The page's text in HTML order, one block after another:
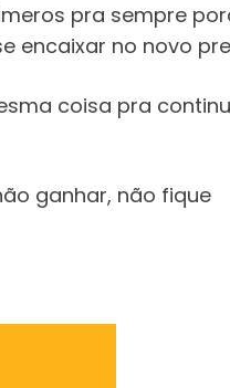
pra sempre
encaixar no novo
coisa pra
ganhar, não fique